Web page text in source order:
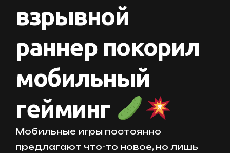
взрывной
раннер покорил
мобильный
гейминг
Мобильные игры постоянно
предлагают что-то новое, но лишь